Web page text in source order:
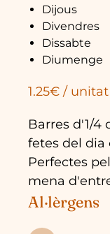
Dijous
Divendres
Dissabte
Diumenge
1.25€ / unitat
Barres d'1/4
fetes del dia
Perfectes
mena
Al·lèrgens